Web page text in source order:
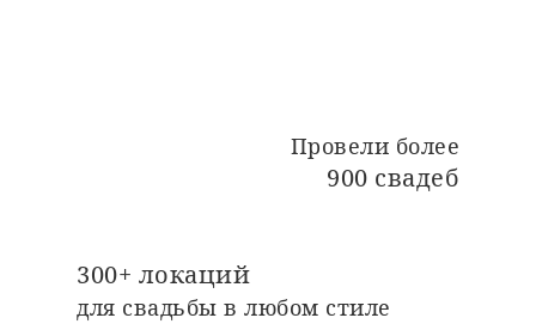
Провели более
900 свадеб
300+ локаций
для свадьбы в любом стиле